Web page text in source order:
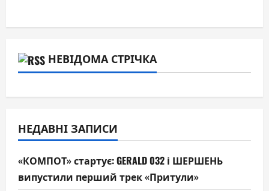
НЕВІДОМА СТРІЧКА
НЕДАВНІ ЗАПИСИ
«КОМПОТ» стартує: GERALD 032 і ШЕРШЕНЬ
випустили перший трек «Притули»